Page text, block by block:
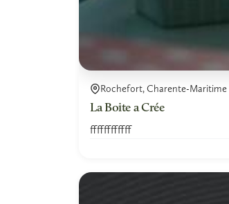
Rochefort, Charente-Maritime
La Boite a Crée
ffffffffffff